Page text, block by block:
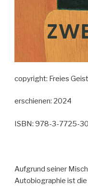
copyright: Freies
erschienen: 2024
ISBN: 978-3-7725-
Aufgrund seiner
Autobiographie ist